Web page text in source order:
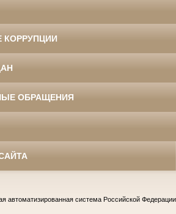
КОРРУПЦИИ
ОБРАЩЕНИЯ
автоматизированная система Российской